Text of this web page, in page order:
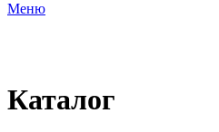
Меню
Каталог